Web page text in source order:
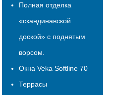
Полная отделка
«скандинавской
доской» с поднятым
ворсом.
Окна Veka Softline 70
Террасы